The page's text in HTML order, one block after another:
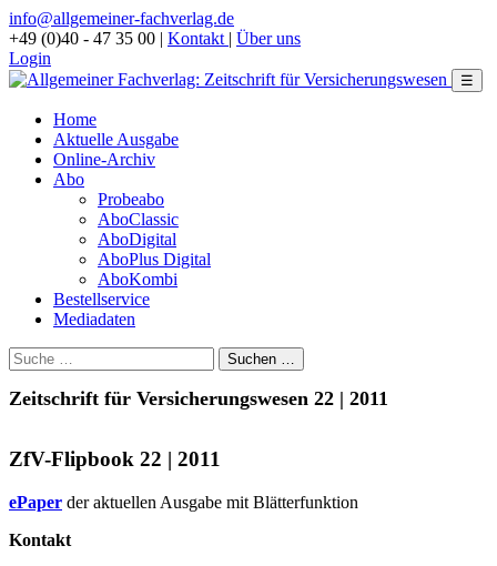
info@allgemeiner-fachverlag.de
+49 (0)40 - 47 35 00 | Kontakt | Über uns
Login
☰
Home
Aktuelle Ausgabe
Online-Archiv
Abo
Probeabo
AboClassic
AboDigital
AboPlus Digital
AboKombi
Bestellservice
Mediadaten
Zeitschrift für Versicherungswesen 22 | 2011
ZfV-Flipbook 22 | 2011
ePaper der aktuellen Ausgabe mit Blätterfunktion
Kontakt